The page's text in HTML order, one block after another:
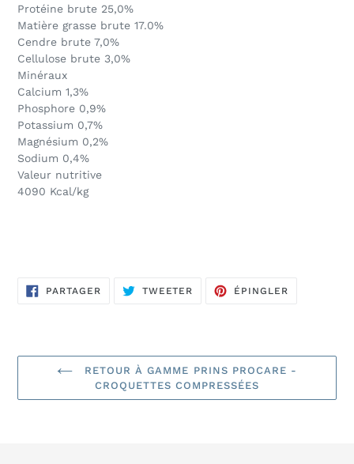
Protéine brute 25,0%
Matière grasse brute 17.0%
Cendre brute 7,0%
Cellulose brute 3,0%
Minéraux
Calcium 1,3%
Phosphore 0,9%
Potassium 0,7%
Magnésium 0,2%
Sodium 0,4%
Valeur nutritive
4090 Kcal/kg
PARTAGERPARTAGERTWEETER TWEETERÉPINGLER
RETOUR À GAMME PRINS PROCARE -
CROQUETTES COMPRESSÉES